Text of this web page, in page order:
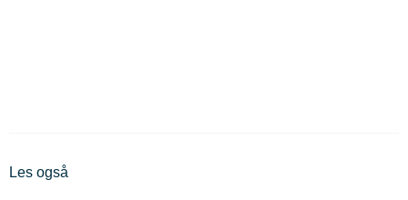
Les også